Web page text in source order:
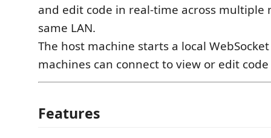
and edit code in real-time across multiple
same LAN.
The host machine starts a local
machines can connect to view or edit
Features